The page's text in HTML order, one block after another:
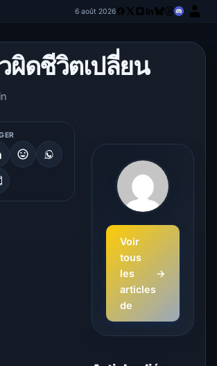
6 août 2026
ผิดชีวิตเปลี่ยน
Voir
tous
les
articles
de
→